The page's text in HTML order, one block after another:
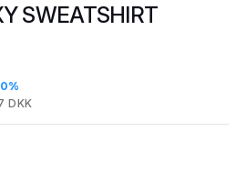
SWEATSHIRT
DKK